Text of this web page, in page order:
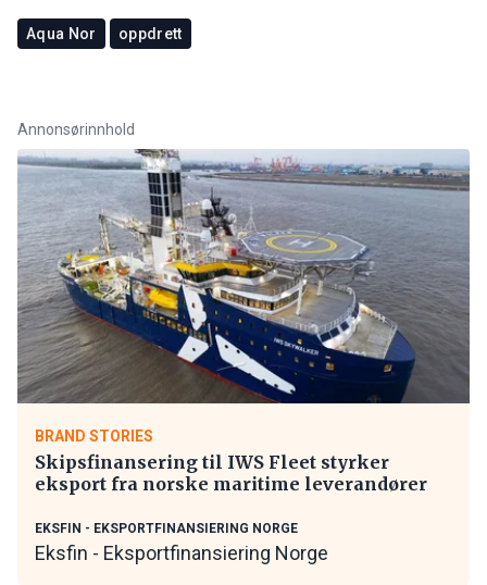
Aqua Nor oppdrett
Annonsørinnhold
BRAND STORIES
Skipsfinansering til IWS Fleet styrker
eksport fra norske maritime leverandører
EKSFIN - EKSPORTFINANSIERING NORGE
Eksfin - Eksportfinansiering Norge